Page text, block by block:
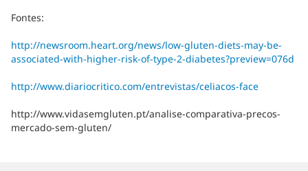
Fontes:
http://newsroom.heart.org/news/low-gluten-diets-may-be-
associated-with-higher-risk-of-type-2-diabetes?preview=076d
http://www.diariocritico.com/entrevistas/celiacos-face
http://www.vidasemgluten.pt/analise-comparativa-precos-
mercado-sem-gluten/